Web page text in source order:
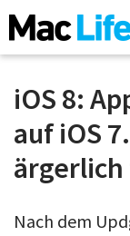
News
iPhone
Mac
iOS 8:
auf iOS
Nach dem